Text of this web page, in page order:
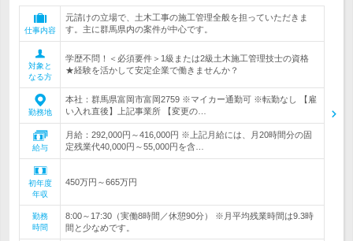
仕事内容
元請けの立場で、土木工事の施工管理全般を担っていただきま
す。主に群馬県内の案件が中心です。
対象と
なる方
学歴不問！＜必須要件＞1級または2級土木施工管理技士の資格
★経験を活かして安定企業で働きませんか？
勤務地
本社：群馬県富岡市富岡2759 ※マイカー通勤可 ※転勤なし 【雇
い入れ直後】上記事業所 【変更の…
給与
月給：292,000円～416,000円 ※上記月給には、月20時間分の固
定残業代40,000円～55,000円を含…
初年度
年収
450万円～665万円
勤務
時間
8:00～17:30（実働8時間／休憩90分） ※月平均残業時間は9.3時
間と少なめです。